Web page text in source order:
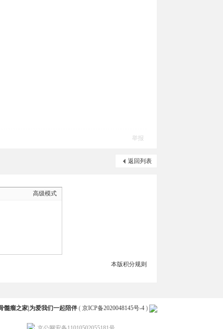
举报
返回列表
高级模式
本版积分规则
髓瘤之家|为爱我们一起陪伴 ( 京ICP备2020048145号-4 )